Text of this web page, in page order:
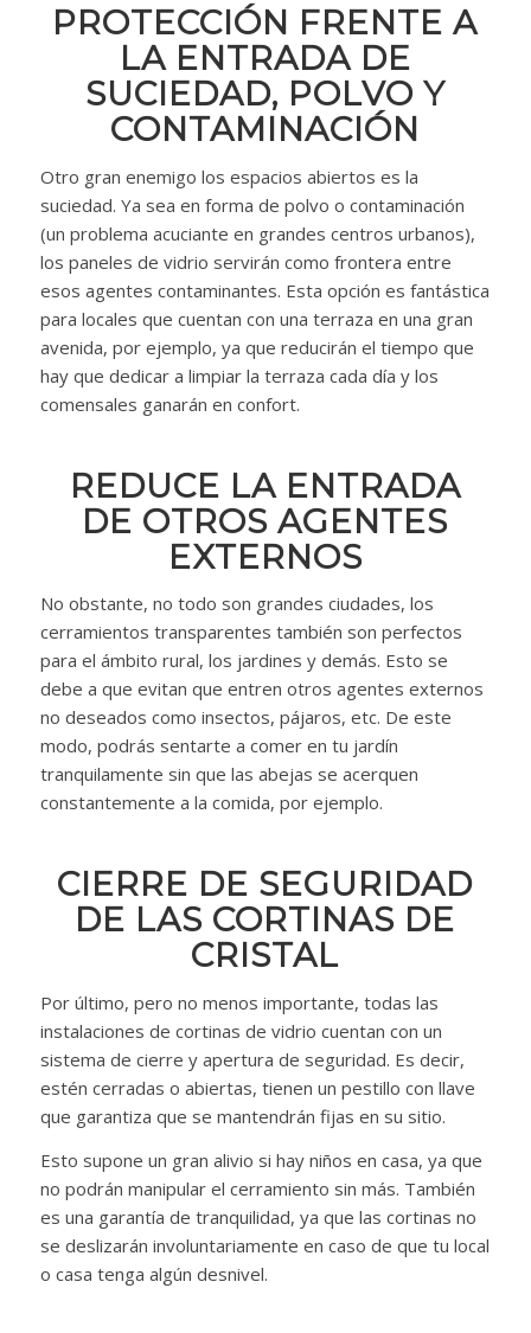
PROTECCIÓN FRENTE A
LA ENTRADA DE
SUCIEDAD, POLVO Y
CONTAMINACIÓN
Otro gran enemigo los espacios abiertos es la
suciedad. Ya sea en forma de polvo o contaminación
(un problema acuciante en grandes centros urbanos),
los paneles de vidrio servirán como frontera entre
esos agentes contaminantes. Esta opción es fantástica
para locales que cuentan con una terraza en una gran
avenida, por ejemplo, ya que reducirán el tiempo que
hay que dedicar a limpiar la terraza cada día y los
comensales ganarán en confort.
REDUCE LA ENTRADA
DE OTROS AGENTES
EXTERNOS
No obstante, no todo son grandes ciudades, los
cerramientos transparentes también son perfectos
para el ámbito rural, los jardines y demás. Esto se
debe a que evitan que entren otros agentes externos
no deseados como insectos, pájaros, etc. De este
modo, podrás sentarte a comer en tu jardín
tranquilamente sin que las abejas se acerquen
constantemente a la comida, por ejemplo.
CIERRE DE SEGURIDAD
DE LAS CORTINAS DE
CRISTAL
Por último, pero no menos importante, todas las
instalaciones de cortinas de vidrio cuentan con un
sistema de cierre y apertura de seguridad. Es decir,
estén cerradas o abiertas, tienen un pestillo con llave
que garantiza que se mantendrán fijas en su sitio.
Esto supone un gran alivio si hay niños en casa, ya que
no podrán manipular el cerramiento sin más. También
es una garantía de tranquilidad, ya que las cortinas no
se deslizarán involuntariamente en caso de que tu local
o casa tenga algún desnivel.